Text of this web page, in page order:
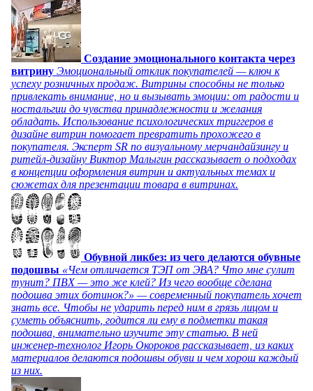
Создание эмоционального контакта через
витрину Эмоциональный отклик покупателей — ключ к
успеху розничных продаж. Витрины способны не только
привлекать внимание, но и вызывать эмоции: от радости и
ностальгии до чувства принадлежности и желания
обладать. Использование психологических триггеров в
дизайне витрин помогает превратить прохожего в
покупателя. Эксперт SR по визуальному мерчандайзингу и
ритейл-дизайну Виктор Малыгин рассказывает о подходах
в концепции оформления витрин и актуальных темах и
сюжетах для презентации товара в витринах.
Обувной ликбез: из чего делаются обувные
подошвы «Чем отличается ТЭП от ЭВА? Что мне сулит
тунит? ПВХ — это же клей? Из чего вообще сделана
подошва этих ботинок?» — современный покупатель хочет
знать все. Чтобы не ударить перед ним в грязь лицом и
суметь объяснить, годится ли ему в подметки такая
подошва, внимательно изучите эту статью. В ней
инженер-технолог Игорь Окороков рассказывает, из каких
материалов делаются подошвы обуви и чем хорош каждый
из них.